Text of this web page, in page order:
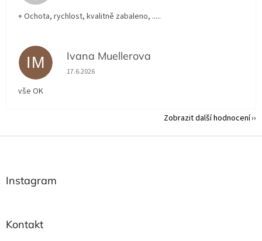
+ Ochota, rychlost, kvalitně zabaleno, .....
IM Ivana Muellerova
Hodnocení obchodu je 5 z 5 hvězdiček.
17.6.2026
vše OK
Zobrazit další hodnocení
Z
Instagram
Kontakt